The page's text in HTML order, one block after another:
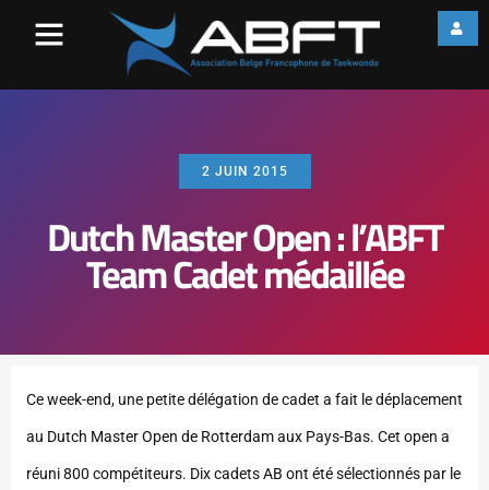
2 JUIN 2015
Dutch Master Open : l’ABFT
Team Cadet médaillée
Ce week-end, une petite délégation de cadet a fait le déplacement
au Dutch Master Open de Rotterdam aux Pays-Bas. Cet open a
réuni 800 compétiteurs. Dix cadets AB ont été sélectionnés par le